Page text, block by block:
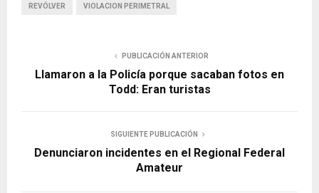
REVÓLVER VIOLACION PERIMETRAL
PUBLICACIÓN ANTERIOR
Llamaron a la Policía porque sacaban fotos en
Todd: Eran turistas
SIGUIENTE PUBLICACIÓN
Denunciaron incidentes en el Regional Federal
Amateur